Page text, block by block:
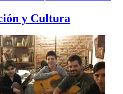
y Cultura